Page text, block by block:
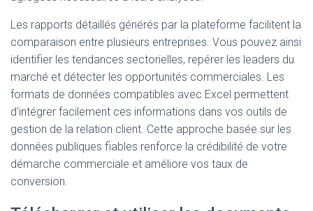
Les rapports détaillés générés par la plateforme facilitent la
comparaison entre plusieurs entreprises. Vous pouvez ainsi
identifier les tendances sectorielles, repérer les leaders du
marché et détecter les opportunités commerciales. Les
formats de données compatibles avec Excel permettent
d'intégrer facilement ces informations dans vos outils de
gestion de la relation client. Cette approche basée sur les
données publiques fiables renforce la crédibilité de votre
démarche commerciale et améliore vos taux de
conversion.